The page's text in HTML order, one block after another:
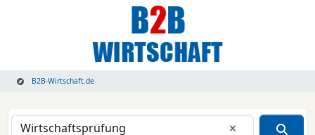
B2B-Wirtschaft.de